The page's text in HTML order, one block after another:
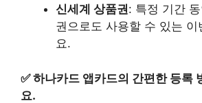
신세계 상품권: 특정 기간
권으로도 사용할 수 있는 이
요.
✅하나카드 앱카드의 간편한 등록
요.